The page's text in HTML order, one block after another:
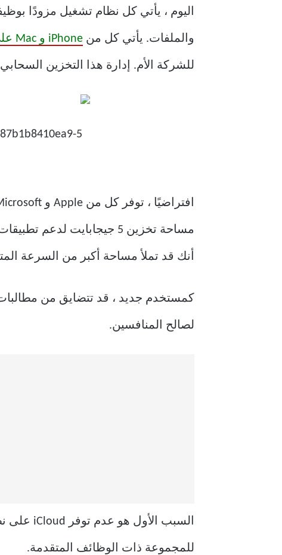
اليوم ، يأتي كل نظام تشغيل مزودًا
والملفات. يأتي كل من iPhone و Mac على iCloud
للشركة الأم. إدارة هذا التخزين
أنك قد تملأ مساحة أكبر من السرعة
لصالح المنافسين.
للمجموعة ذات الوظائف المتقدمة.